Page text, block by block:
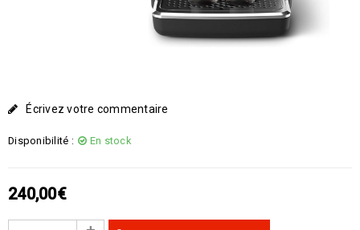
Écrivez votre commentaire
Disponibilité : En stock
240,00€